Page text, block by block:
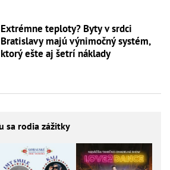
Extrémne teploty? Byty v srdci
Bratislavy majú výnimočný systém,
ktorý ešte aj šetrí náklady
sa rodia zážitky